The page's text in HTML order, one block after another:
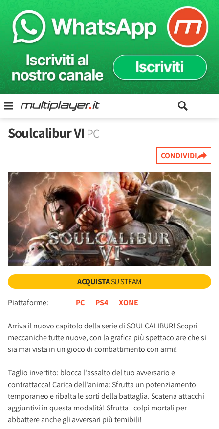
Soulcalibur VI PC
CONDIVIDI
ACQUISTASU STEAM
Piattaforme: PC PS4 XONE
Arriva il nuovo capitolo della serie di SOULCALIBUR! Scopri
meccaniche tutte nuove, con la grafica più spettacolare che si
sia mai vista in un gioco di combattimento con armi!
Taglio invertito: blocca l'assalto del tuo avversario e
contrattacca! Carica dell'anima: Sfrutta un potenziamento
temporaneo e ribalta le sorti della battaglia. Scatena attacchi
aggiuntivi in questa modalità! Sfrutta i colpi mortali per
abbattere anche gli avversari più temibili!